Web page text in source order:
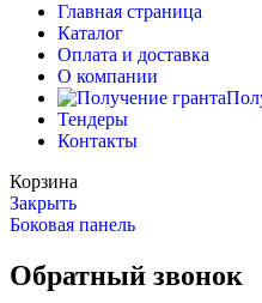
Главная страница
Каталог
Оплата и доставка
О компании
Тендеры
Контакты
Корзина
Закрыть
Боковая панель
Обратный звонок